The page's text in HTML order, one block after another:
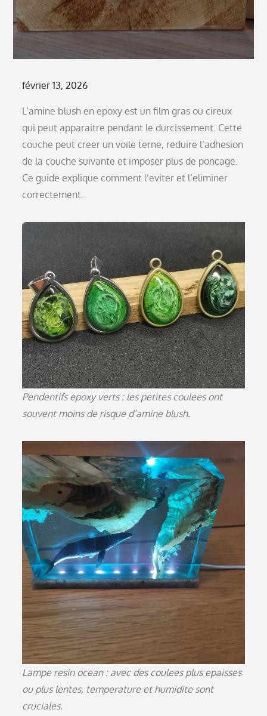
Posted
février 13, 2026
L’amine blush en epoxy est un film gras ou cireux
qui peut apparaitre pendant le durcissement. Cette
couche peut creer un voile terne, reduire l’adhesion
de la couche suivante et imposer plus de poncage.
Ce guide explique comment l’eviter et l’eliminer
correctement.
Pendentifs epoxy verts : les petites coulees ont
souvent moins de risque d’amine blush.
Lampe resin ocean : avec des coulees plus epaisses
ou plus lentes, temperature et humidite sont
cruciales.